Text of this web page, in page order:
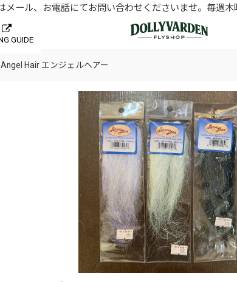
メール、お電話にてお問い合わせくださいませ。毎週
GUIDE
Angel Hair エンジェルヘアー